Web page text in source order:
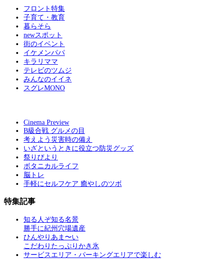
フロント特集
子育て・教育
暮らそら
newスポット
街のイベント
イケメンパパ
キラリママ
テレビのツムジ
みんなのイイネ
スグレMONO
Cinema Preview
B級合戦 グルメの目
考えよう災害時の備え
いざというときに役立つ防災グッズ
祭りびより
ボタニカルライフ
脳トレ
手軽にセルフケア 癒やしのツボ
特集記事
知る人ぞ知る名景
勝手に紀州穴場遺産
ひんやりあま〜い
こだわりたっぷりかき氷
サービスエリア・パーキングエリアで楽しむ